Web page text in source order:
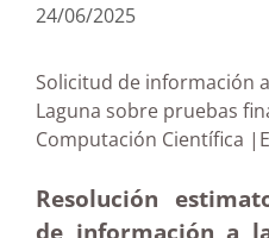
24/06/2025
Solicitud de información
Laguna sobre pruebas
Computación
Resolución
de información a